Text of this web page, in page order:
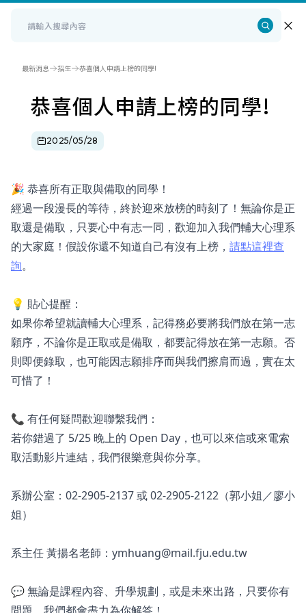
最新消息 招生 恭喜個人申請上榜的同學!
恭喜個人申請上榜的同學!
2025/05/28
🎉 恭喜所有正取與備取的同學！
經過一段漫長的等待，終於迎來放榜的時刻了！無論你是正
取還是備取，只要心中有志一同，歡迎加入我們輔大心理系
的大家庭！假設你還不知道自己有沒有上榜， 請點這裡查
詢。
💡 貼心提醒：
如果你希望就讀輔大心理系，記得務必要將我們放在第一志
願序，不論你是正取或是備取，都要記得放在第一志願。否
則即便錄取，也可能因志願排序而與我們擦肩而過，實在太
可惜了！
📞 有任何疑問歡迎聯繫我們：
若你錯過了 5/25 晚上的 Open Day，也可以來信或來電索
取活動影片連結，我們很樂意與你分享。
系辦公室：02-2905-2137 或 02-2905-2122（郭小姐／廖小
姐）
系主任 黃揚名老師：ymhuang@mail.fju.edu.tw
💬 無論是課程內容、升學規劃，或是未來出路，只要你有